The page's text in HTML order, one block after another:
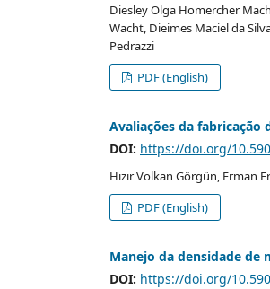
Diesley Olga Homercher
Wacht, Dieimes Maciel da
Pedrazzi
PDF (English)
Avaliações da
DOI: https://doi.org/
Hızır Volkan Görgün, Erman
PDF (English)
Manejo da densidade de
DOI: https://doi.org/